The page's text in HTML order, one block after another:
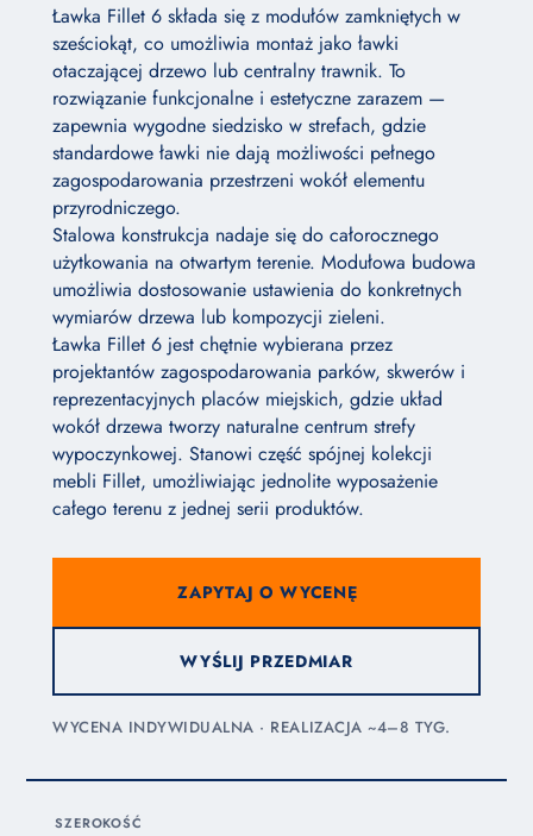
Ławka Fillet 6 składa się z modułów zamkniętych w
sześciokąt, co umożliwia montaż jako ławki
otaczającej drzewo lub centralny trawnik. To
rozwiązanie funkcjonalne i estetyczne zarazem —
zapewnia wygodne siedzisko w strefach, gdzie
standardowe ławki nie dają możliwości pełnego
zagospodarowania przestrzeni wokół elementu
przyrodniczego.
Stalowa konstrukcja nadaje się do całorocznego
użytkowania na otwartym terenie. Modułowa budowa
umożliwia dostosowanie ustawienia do konkretnych
wymiarów drzewa lub kompozycji zieleni.
Ławka Fillet 6 jest chętnie wybierana przez
projektantów zagospodarowania parków, skwerów i
reprezentacyjnych placów miejskich, gdzie układ
wokół drzewa tworzy naturalne centrum strefy
wypoczynkowej. Stanowi część spójnej kolekcji
mebli Fillet, umożliwiając jednolite wyposażenie
całego terenu z jednej serii produktów.
ZAPYTAJ O WYCENĘ
WYŚLIJ PRZEDMIAR
WYCENA INDYWIDUALNA · REALIZACJA ~4–8 TYG.
SZEROKOŚĆ